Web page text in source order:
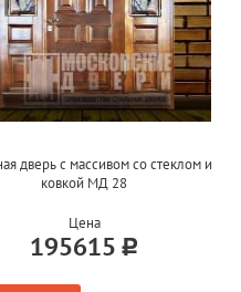
дверь с массивом со стеклом и
ковкой МД 28
Цена
195615